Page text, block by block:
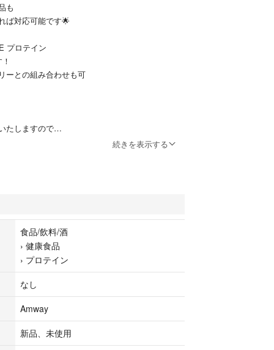
も
ば対応可能です🌟
プロテイン
ーとの組み合わせも可
たしますので
続きを表示する
食品/飲料/酒
› 健康食品
› プロテイン
なし
Amway
新品、未使用